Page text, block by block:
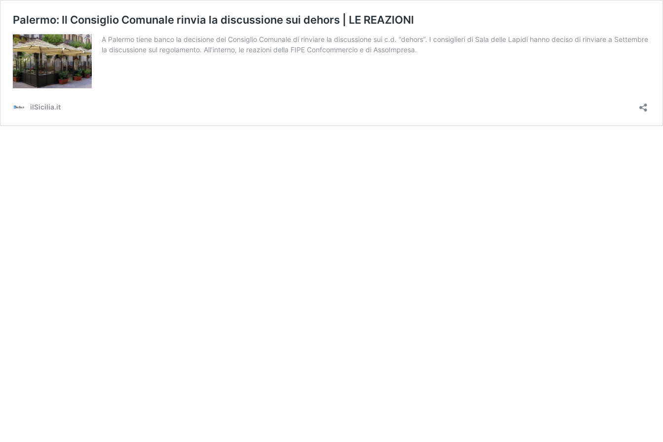
Palermo: Il Consiglio Comunale rinvia la discussione sui dehors | LE REAZIONI
A Palermo tiene banco la decisione del Consiglio Comunale di rinviare la discussione sui c.d. “dehors”. I consiglieri di Sala delle Lapidi hanno deciso di rinviare a Settembre
la discussione sul regolamento. All’interno, le reazioni della FIPE Confcommercio e di AssoImpresa.
ilSicilia.it